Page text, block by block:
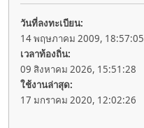
วันที่ลงทะเบียน:
14 พฤษภาคม 2009, 18:57:05
เวลาท้องถิ่น:
09 สิงหาคม 2026, 15:51:28
ใช้งานล่าสุด:
17 มกราคม 2020, 12:02:26